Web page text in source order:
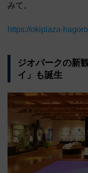
みて。
https://okiplaza-
ジオパークの新
イ」も誕生